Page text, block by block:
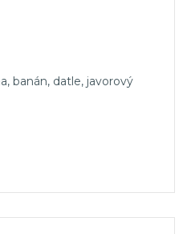
banán, datle, javorový